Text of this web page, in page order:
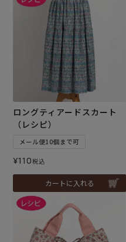
ロングティアードスカート
（レシピ）
メール便10個まで可
¥110税込
カートに入れる